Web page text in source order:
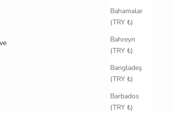
Bahamalar
(TRY ₺)
Bahreyn
(TRY ₺)
Bangladeş
(TRY ₺)
Barbados
(TRY ₺)